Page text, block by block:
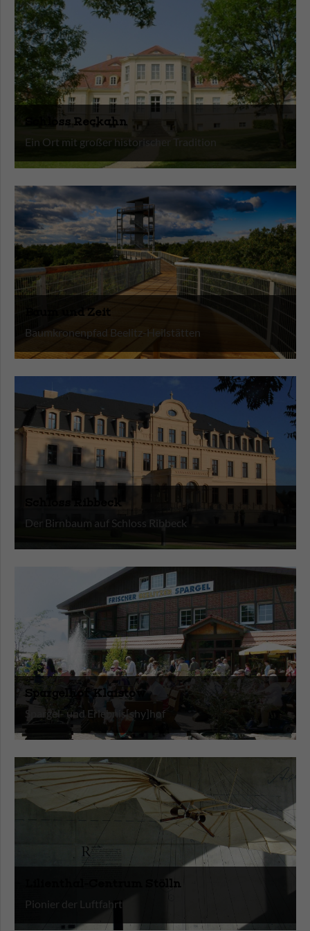
neue Eindrücke sammeln und relaxen können.
Das Schloss Ribbeck ist ein Highlight für jeden, der auf des
Adels Spuren wandeln möchte. Auch Theodor Fontane
erkannte bereits den besonderen Charme des kleinen
Örtchens. Schiefertafel, Kreide und Schwämmchen – das
kennt heute kaum ein Schulkind. Im Schulmuseum am
Ziegen streicheln, Kängurus beobachten und sich mal so
richtig austoben können die Kleinen im Tierpark Zabakuk.
Früchte selbst pflücken, sich im Klettern üben oder die
traditionelle Kürbisausstellung besuchen, auf dem
Erlebnishof Klaistow wird für jedes Alter etwas geboten.
Schloss Reckahn
Ein Ort mit großer historischer Tradition
Baum und Zeit
Baumkronenpfad Beelitz-Heilstätten
Schloss Ribbeck
Der Birnbaum auf Schloss Ribbeck
Spargelhof Klaistow
Spargel- und Erlebnis[shy]hof
Lilienthal-Centrum Stölln
Pionier der Luftfahrt